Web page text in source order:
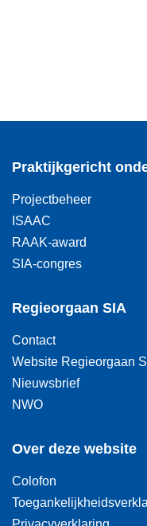
Praktijkgericht
Projectbeheer
ISAAC
RAAK-award
SIA-congres
Regieorgaan SIA
Contact
Website Regieorgaan
Nieuwsbrief
NWO
Over deze website
Colofon